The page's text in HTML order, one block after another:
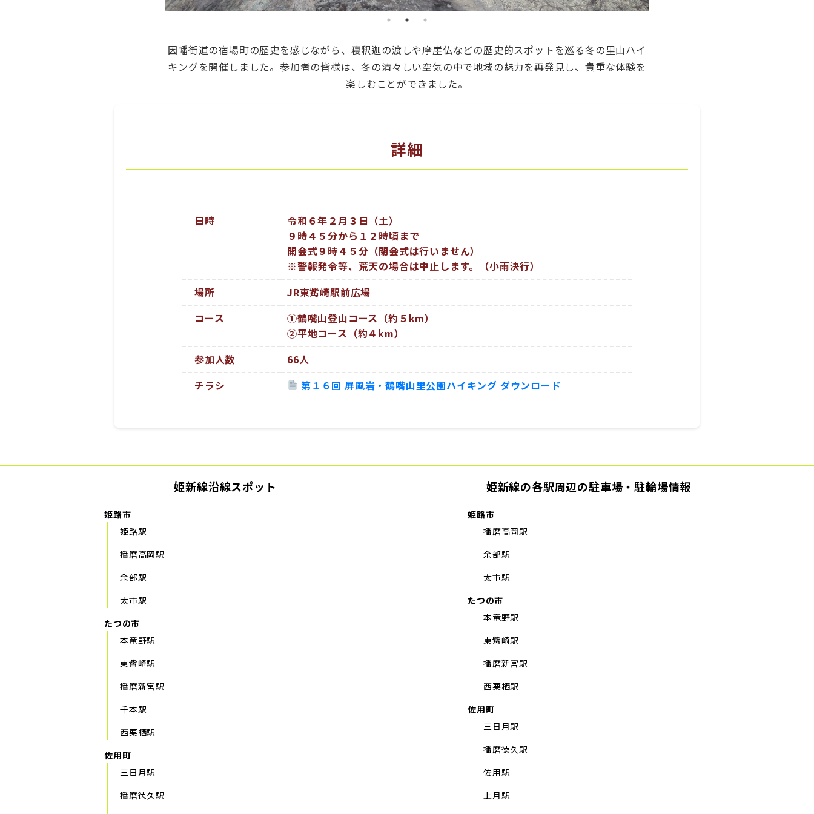
因幡街道の宿場町の歴史を感じながら、寝釈迦の渡しや摩崖仏などの歴史的スポットを巡る冬の里山ハイ
キングを開催しました。参加者の皆様は、冬の清々しい空気の中で地域の魅力を再発見し、貴重な体験を
楽しむことができました。
詳細
日時
令和６年２月３日（土）
９時４５分から１２時頃まで
開会式９時４５分（閉会式は行いません）
※警報発令等、荒天の場合は中止します。（小雨決行）
場所
JR東觜崎駅前広場
コース
①鶴嘴山登山コース（約５km）
②平地コース（約４km）
参加人数
66人
チラシ
第１６回 屏風岩・鶴嘴山里公園ハイキング ダウンロード
姫新線沿線スポット
姫路市
姫路駅
播磨高岡駅
余部駅
太市駅
たつの市
本竜野駅
東觜崎駅
播磨新宮駅
千本駅
西栗栖駅
佐用町
三日月駅
播磨徳久駅
姫新線の各駅周辺の駐車場・駐輪場情報
姫路市
播磨高岡駅
余部駅
太市駅
たつの市
本竜野駅
東觜崎駅
播磨新宮駅
西栗栖駅
佐用町
三日月駅
播磨徳久駅
佐用駅
上月駅